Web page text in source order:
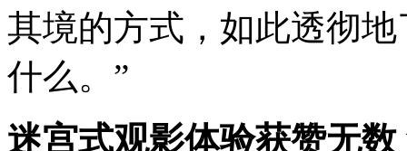
其境的方式，如此透彻
什么。”
迷宫式观影体验获赞无